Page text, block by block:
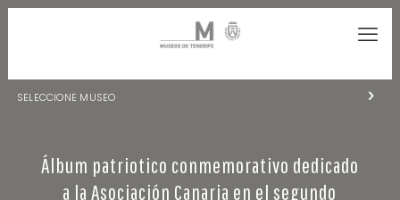
SELECCIONE MUSEO
NATURALEZA Y ARQUEOLOGÍA
Álbum patriotico conmemorativo dedicado
a la Asociación Canaria en el segundo